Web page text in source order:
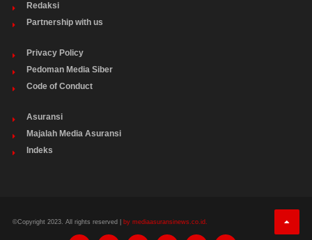
Redaksi
Partnership with us
Privacy Policy
Pedoman Media Siber
Code of Conduct
Asuransi
Majalah Media Asuransi
Indeks
©Copyright 2023. All rights reserved | by mediaasuransinews.co.id.